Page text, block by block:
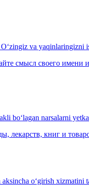
va yaqinlaringizni
смысл своего имени
bo‘lagan narsalarni
лекарств, книг и
o‘girish xizmatini